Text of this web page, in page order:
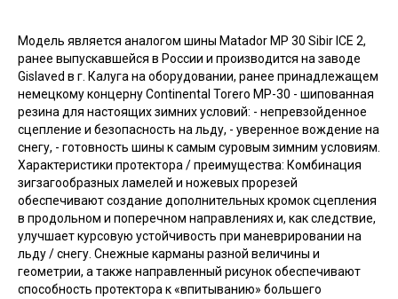
Модель является аналогом шины Matador MP 30 Sibir ICE 2,
ранее выпускавшейся в России и производится на заводе
Gislaved в г. Калуга на оборудовании, ранее принадлежащем
немецкому концерну Continental Torero MP-30 - шипованная
резина для настоящих зимних условий: - непревзойденное
сцепление и безопасность на льду, - уверенное вождение на
снегу, - готовность шины к самым суровым зимним условиям.
Характеристики протектора / преимущества: Комбинация
зигзагообразных ламелей и ножевых прорезей
обеспечивают создание дополнительных кромок сцепления
в продольном и поперечном направлениях и, как следствие,
улучшает курсовую устойчивость при маневрировании на
льду / снегу. Снежные карманы разной величины и
геометрии, а также направленный рисунок обеспечивают
способность протектора к «впитыванию» большего